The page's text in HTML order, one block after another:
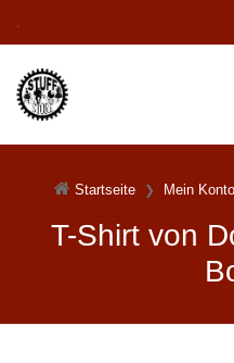
Startseite Mein Konto
T-Shirt von